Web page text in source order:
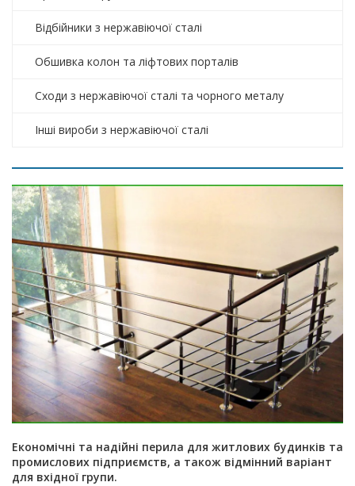
Відбійники з нержавіючої сталі
Обшивка колон та ліфтових порталів
Сходи з нержавіючої сталі та чорного металу
Інші вироби з нержавіючої сталі
Економічні та надійні перила для житлових будинків та
промислових підприємств, а також відмінний варіант
для вхідної групи.